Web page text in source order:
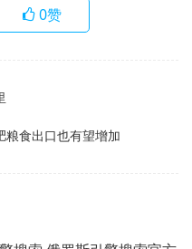
0赞
粮食出口也有望增加